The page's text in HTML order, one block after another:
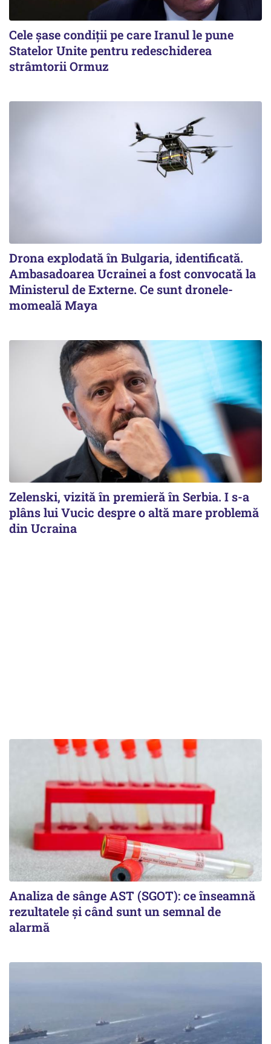
Cele șase condiții pe care Iranul le pune
Statelor Unite pentru redeschiderea
strâmtorii Ormuz
Drona explodată în Bulgaria, identificată.
Ambasadoarea Ucrainei a fost convocată la
Ministerul de Externe. Ce sunt dronele-
momeală Maya
Zelenski, vizită în premieră în Serbia. I s-a
plâns lui Vucic despre o altă mare problemă
din Ucraina
Analiza de sânge AST (SGOT): ce înseamnă
rezultatele și când sunt un semnal de
alarmă